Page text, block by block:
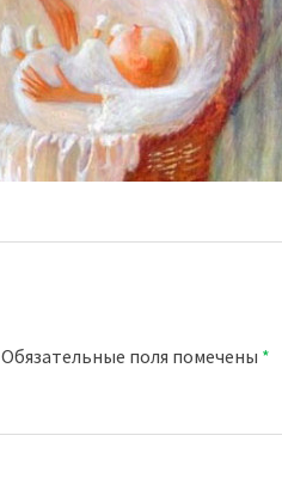
Обязательные поля помечены *